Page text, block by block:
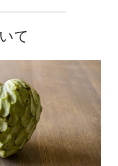
て